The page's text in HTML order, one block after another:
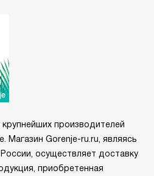
производителей
Магазин Gorenje-ru.ru, являясь
осуществляет доставку
приобретенная